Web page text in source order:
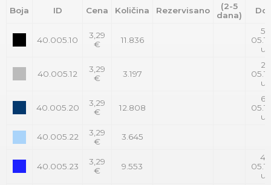
Boja ID Cena Količina Rezervisano
(2-5
dana)
40.005.10
3,29
€
11.836
40.005.12
3,29
€
3.197
40.005.20
3,29
€
12.808
40.005.22
3,29
€
3.645
40.005.23
3,29
€
9.553